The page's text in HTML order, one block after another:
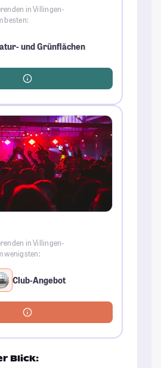
in Villingen-
besten:
und Grünflächen
in Villingen-
wenigsten:
Club-Angebot
Blick: